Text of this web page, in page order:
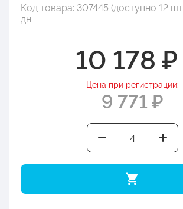
Код товара: 307445 (доступно 12
дн.
10 178 ₽
Цена при регистрации:
9 771 ₽